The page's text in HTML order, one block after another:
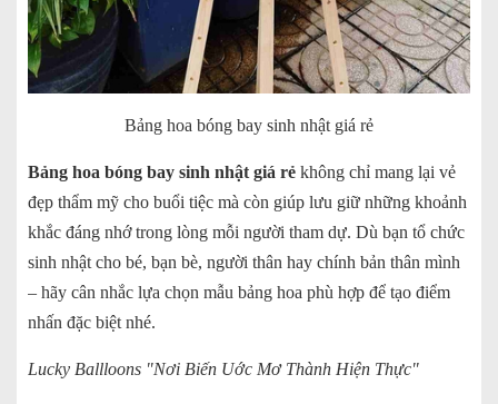
Bảng hoa bóng bay sinh nhật giá rẻ
Bảng hoa bóng bay sinh nhật giá rẻ không chỉ mang lại vẻ
đẹp thẩm mỹ cho buổi tiệc mà còn giúp lưu giữ những khoảnh
khắc đáng nhớ trong lòng mỗi người tham dự. Dù bạn tổ chức
sinh nhật cho bé, bạn bè, người thân hay chính bản thân mình
– hãy cân nhắc lựa chọn mẫu bảng hoa phù hợp để tạo điểm
nhấn đặc biệt nhé.
Lucky Ballloons "Nơi Biến Uớc Mơ Thành Hiện Thực"